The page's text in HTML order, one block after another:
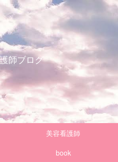
師ブログ
美容看護師
book